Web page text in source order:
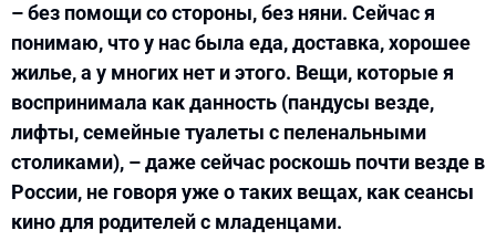
– без помощи со стороны, без няни. Сейчас я
понимаю, что у нас была еда, доставка, хорошее
жилье, а у многих нет и этого. Вещи, которые я
воспринимала как данность (пандусы везде,
лифты, семейные туалеты с пеленальными
столиками), – даже сейчас роскошь почти везде в
России, не говоря уже о таких вещах, как сеансы
кино для родителей с младенцами.